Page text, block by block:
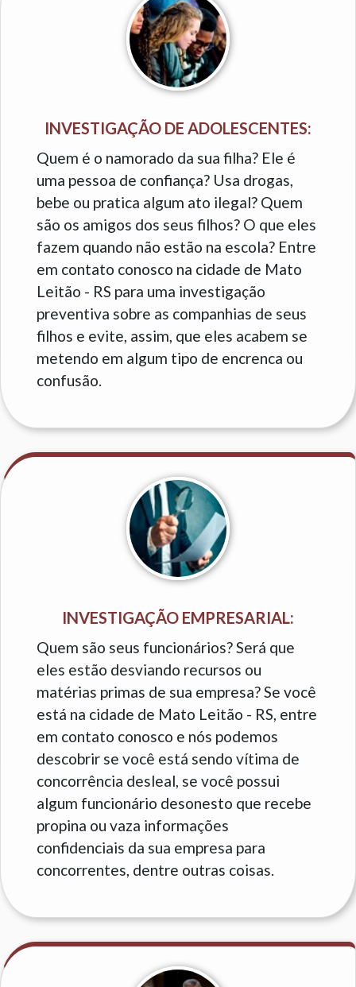
INVESTIGAÇÃO DE ADOLESCENTES:
Quem é o namorado da sua filha? Ele é
uma pessoa de confiança? Usa drogas,
bebe ou pratica algum ato ilegal? Quem
são os amigos dos seus filhos? O que eles
fazem quando não estão na escola? Entre
em contato conosco na cidade de Mato
Leitão - RS para uma investigação
preventiva sobre as companhias de seus
filhos e evite, assim, que eles acabem se
metendo em algum tipo de encrenca ou
confusão.
INVESTIGAÇÃO EMPRESARIAL:
Quem são seus funcionários? Será que
eles estão desviando recursos ou
matérias primas de sua empresa? Se você
está na cidade de Mato Leitão - RS, entre
em contato conosco e nós podemos
descobrir se você está sendo vítima de
concorrência desleal, se você possui
algum funcionário desonesto que recebe
propina ou vaza informações
confidenciais da sua empresa para
concorrentes, dentre outras coisas.